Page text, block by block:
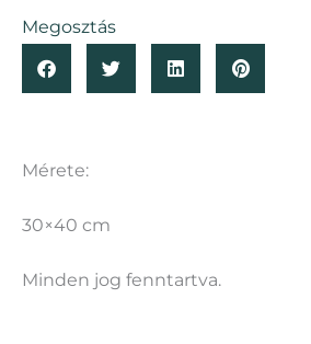
Mérete:
30×40 cm
Minden jog fenntartva.
Megosztás